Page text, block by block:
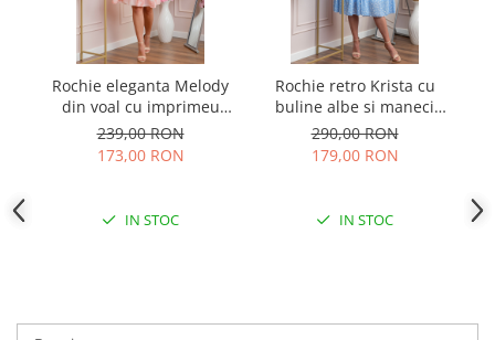
Rochie eleganta Melody
din voal cu imprimeu
floral roz pastel si bust
petrecut
239,00 RON
173,00 RON
IN STOC
Rochie retro Krista cu
buline albe si maneci
bufante - Bleu
290,00 RON
179,00 RON
IN STOC